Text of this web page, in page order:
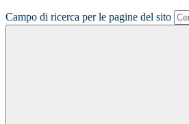
Campo di ricerca per le pagine del sito